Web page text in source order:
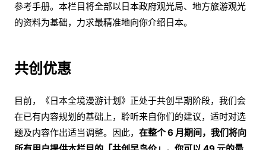
参考手册。本栏目将全部以日本政府观光局、地方旅游观光
的资料为基础，力求最精准地向你介绍日本。
共创优惠
目前，《日本全境漫游计划》正处于共创早期阶段，我们会
在已有内容规划的基础上，聆听来自你们的建议，适时对选
题及内容作出适当调整。因此， 在整个 6 月期间，我们将向